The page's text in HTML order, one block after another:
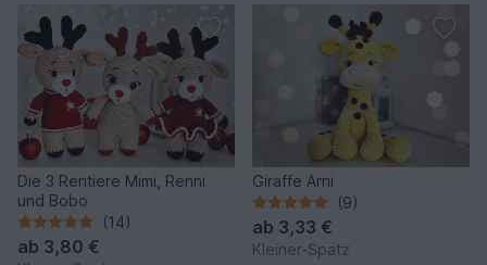
Die 3 Rentiere Mimi, Renni
und Bobo
(14)
ab 3,80 €
Giraffe Arni
(9)
ab 3,33 €
Kleiner-Spatz